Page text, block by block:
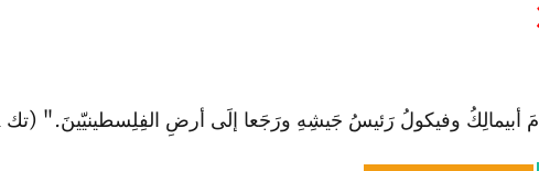
وفيكولُ رَئيسُ جَيشِهِ ورَجَعا إلَى أرضِ الفِلِسطينيّينَ." (تك 21: 32).